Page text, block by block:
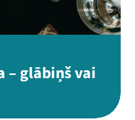
– glābiņš vai